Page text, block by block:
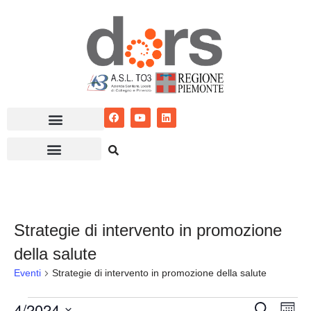
Strategie di intervento in promozione
della salute
Eventi Strategie di intervento in promozione della salute
Cerca